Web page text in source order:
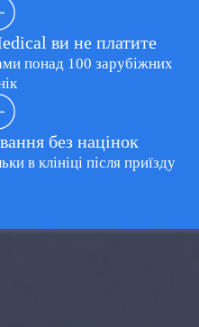
ви не платите
понад 100 зарубіжних
без націнок
в клініці після приїзду